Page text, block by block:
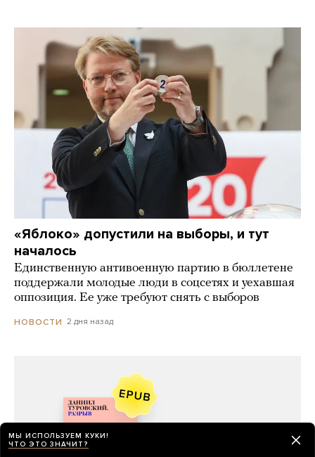
«Яблоко» допустили на выборы, и тут
началось
Единственную антивоенную партию в бюллетене
поддержали молодые люди в соцсетях и уехавшая
оппозиция. Ее уже требуют снять с выборов
НОВОСТИ 2 дня назад
МЫ ИСПОЛЬЗУЕМ КУКИ!
ЧТО ЭТО ЗНАЧИТ?